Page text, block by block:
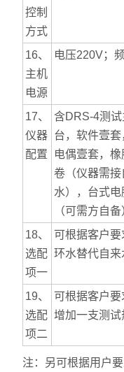
控制
方式
16、
主机
电源
电压220V；
17、
仪器
配置
含DRS-4测试
台，软件壹
电偶壹套，
卷（仪器需接
水），台式电
（可需方自备
18、
选配
项一
可根据客户
环水替代自来
19、
选配
项二
可根据客户
增加一支测试
注：另可根据用户